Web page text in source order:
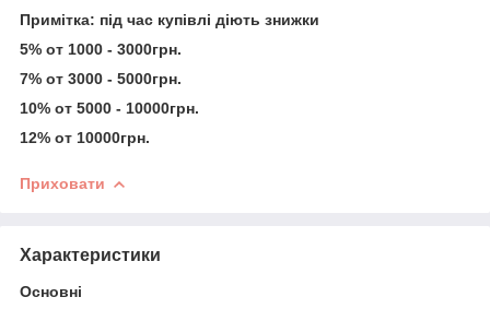
Примітка: під час купівлі діють знижки
5% от 1000 - 3000грн.
7% от 3000 - 5000грн.
10% от 5000 - 10000грн.
12% от 10000грн.
Приховати
Характеристики
Основні